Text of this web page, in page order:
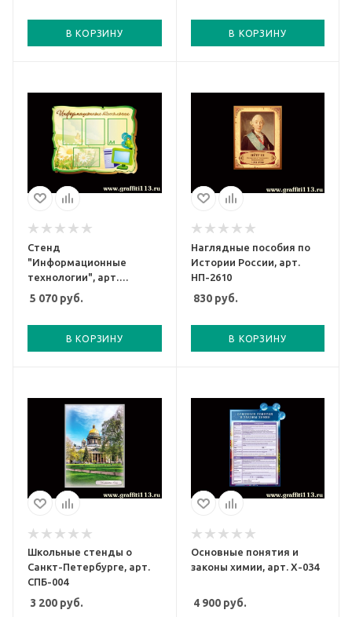
В КОРЗИНУ В КОРЗИНУ
Стенд
"Информационные
технологии", арт.
5 070 руб.
В КОРЗИНУ
Наглядные пособия по
Истории России, арт.
НП-2610
830руб.
В КОРЗИНУ
Школьные стенды о
Санкт-Петербурге, арт.
СПБ-004
3 200 руб.
Основные понятия и
законы химии, арт. Х-034
4 900руб.